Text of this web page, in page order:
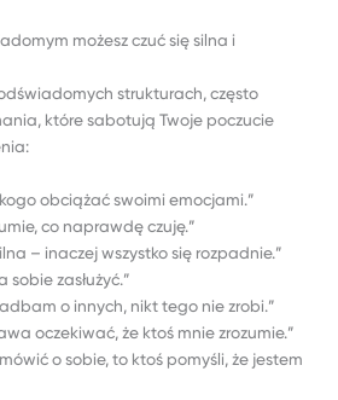
możesz czuć się silna i
strukturach, często
które sabotują Twoje poczucie
obciążać swoimi emocjami.”
co naprawdę czuję.”
– inaczej wszystko się rozpadnie.”
sobie zasłużyć.”
o innych, nikt tego nie zrobi.”
oczekiwać, że ktoś mnie zrozumie.”
o sobie, to ktoś pomyśli, że jestem